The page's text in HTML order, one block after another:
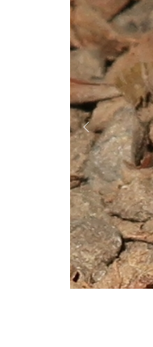
Argenteau 1
Argenteau Dethier
Nuit
Previous